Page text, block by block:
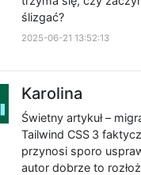
ślizgać?
2025-06-21 13:52:13
Karolina
Świetny artykuł –
Tailwind CSS 3
przynosi sporo
autor dobrze to